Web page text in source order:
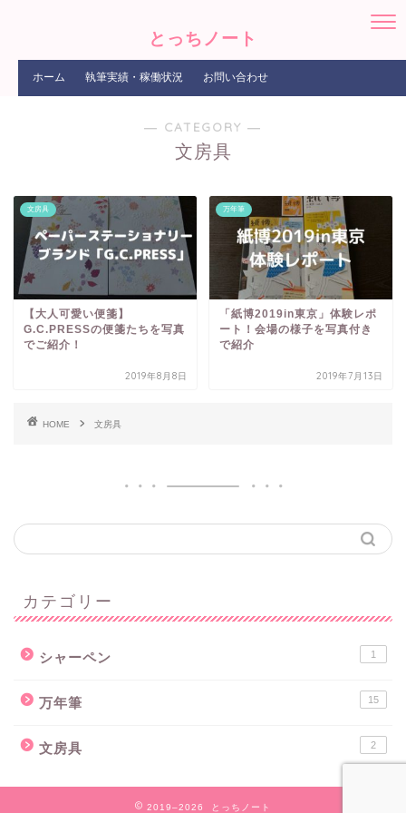
とっちノート
ホーム 執筆実績・稼働状況 お問い合わせ
― CATEGORY ―
文房具
文房具
【大人可愛い便箋】
G.C.PRESSの便箋たちを写真
でご紹介！
2019年8月8日
万年筆
「紙博2019in東京」体験レポ
ート！会場の様子を写真付き
で紹介
2019年7月13日
HOME 文房具
カテゴリー
シャーペン 1
万年筆 15
文房具 2
2019–2026 とっちノート